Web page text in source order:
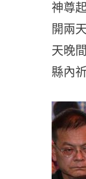
神尊
開兩
天晚
縣內